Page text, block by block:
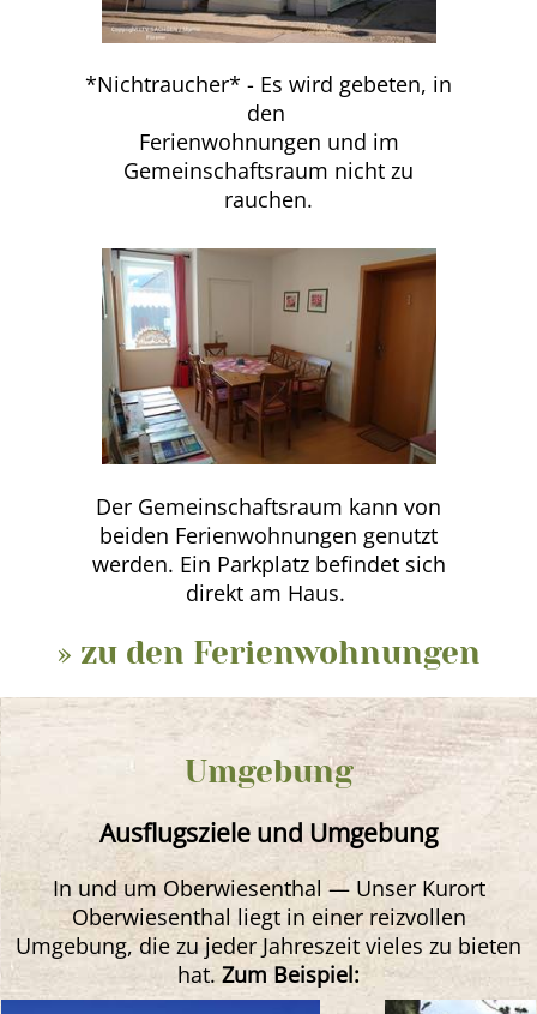
*Nichtraucher* - Es wird gebeten, in
den
Ferienwohnungen und im
Gemeinschaftsraum nicht zu
rauchen.
Der Gemeinschaftsraum kann von
beiden Ferienwohnungen genutzt
werden. Ein Parkplatz befindet sich
direkt am Haus.
» zu den Ferienwohnungen
Umgebung
Ausflugsziele und Umgebung
In und um Oberwiesenthal — Unser Kurort
Oberwiesenthal liegt in einer reizvollen
Umgebung, die zu jeder Jahreszeit vieles zu bieten
hat. Zum Beispiel: